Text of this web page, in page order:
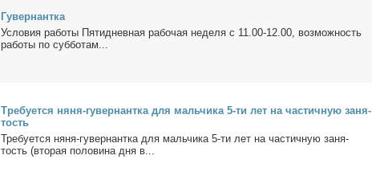
Гу­вер­нант­ка
Усло­вия ра­бо­ты Пя­ти­днев­ная ра­бо­чая неде­ля с 11.00-12.00, воз­мож­ность
ра­бо­ты по суб­бо­там...
Тре­бу­ет­ся ня­ня-гу­вер­нант­ка для маль­чи­ка 5-ти лет на ча­стич­ную за­ня­
тость
Тре­бу­ет­ся ня­ня-гу­вер­нант­ка для маль­чи­ка 5-ти лет на ча­стич­ную за­ня­
тость (вто­рая по­ло­ви­на дня в...